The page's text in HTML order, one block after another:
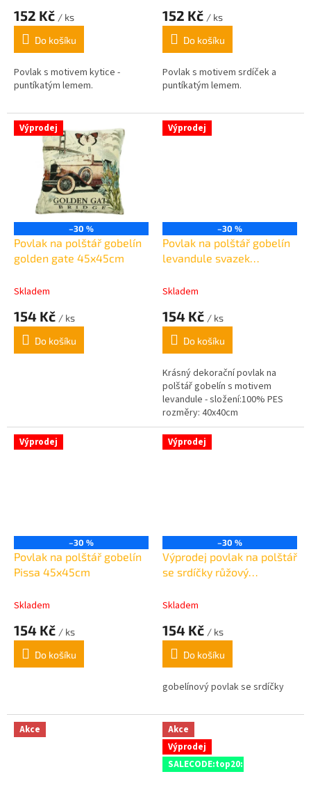
152 Kč / ks
Do košíku
Povlak s motivem kytice -
puntíkatým lemem.
152 Kč / ks
Do košíku
Povlak s motivem srdíček a
puntíkatým lemem.
Výprodej
–30 %
Povlak na polštář gobelín
golden gate 45x45cm
Skladem
154 Kč / ks
Do košíku
Výprodej
–30 %
Povlak na polštář gobelín
levandule svazek
Skladem
154 Kč / ks
Do košíku
Krásný dekorační povlak na
polštář gobelín s motivem
levandule - složení:100% PES
rozměry: 40x40cm
Výprodej
–30 %
Povlak na polštář gobelín
Pissa 45x45cm
Skladem
154 Kč / ks
Do košíku
Výprodej
–30 %
Výprodej povlak na polštář
se srdíčky růžový
Skladem
154 Kč / ks
Do košíku
gobelínový povlak se srdíčky
Akce
Akce
Výprodej
SALECODE:top20:20:%